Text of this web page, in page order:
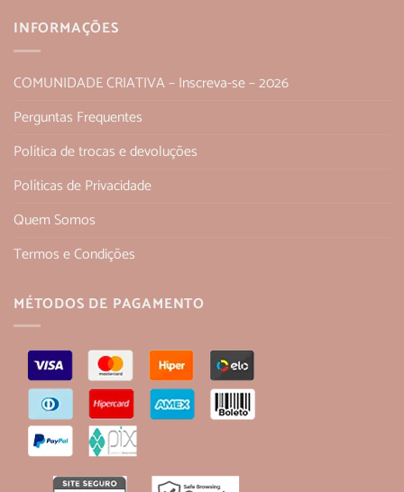
INFORMAÇÕES
COMUNIDADE CRIATIVA – Inscreva-se – 2026
Perguntas Frequentes
Política de trocas e devoluções
Políticas de Privacidade
Quem Somos
Termos e Condições
MÉTODOS DE PAGAMENTO